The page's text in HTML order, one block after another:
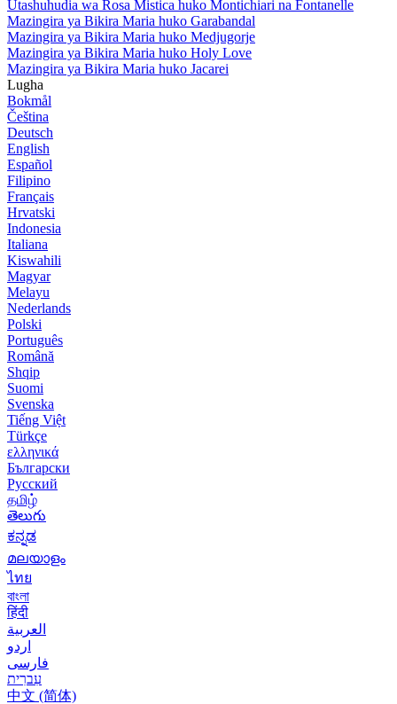
Utashuhudia wa Rosa Mistica huko Montichiari na Fontanelle
Mazingira ya Bikira Maria huko Garabandal
Mazingira ya Bikira Maria huko Medjugorje
Mazingira ya Bikira Maria huko Holy Love
Mazingira ya Bikira Maria huko Jacarei
Lugha
Bokmål
Čeština
Deutsch
English
Español
Filipino
Français
Hrvatski
Indonesia
Italiana
Kiswahili
Magyar
Melayu
Nederlands
Polski
Português
Română
Shqip
Suomi
Svenska
Tiếng Việt
Türkçe
ελληνικά
Български
Русский
தமிழ்
తెలుగు
ಕನ್ನಡ
മലയാളം
ไทย
বাংলা
हिंदी
العربية
اردو
فارسی
עִברִית
中文 (简体)